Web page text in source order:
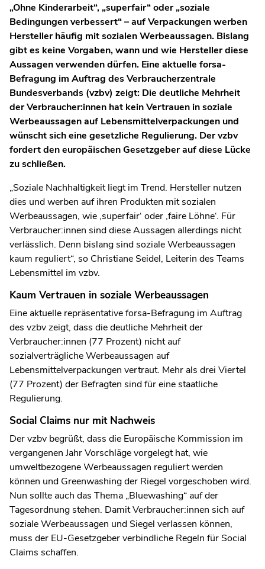
„Ohne Kinderarbeit“, „superfair“ oder „soziale
Bedingungen verbessert“ – auf Verpackungen werben
Hersteller häufig mit sozialen Werbeaussagen. Bislang
gibt es keine Vorgaben, wann und wie Hersteller diese
Aussagen verwenden dürfen. Eine aktuelle forsa-
Befragung im Auftrag des Verbraucherzentrale
Bundesverbands (vzbv) zeigt: Die deutliche Mehrheit
der Verbraucher:innen hat kein Vertrauen in soziale
Werbeaussagen auf Lebensmittelverpackungen und
wünscht sich eine gesetzliche Regulierung. Der vzbv
fordert den europäischen Gesetzgeber auf diese Lücke
zu schließen.
„Soziale Nachhaltigkeit liegt im Trend. Hersteller nutzen
dies und werben auf ihren Produkten mit sozialen
Werbeaussagen, wie ‚superfair‘ oder ‚faire Löhne‘. Für
Verbraucher:innen sind diese Aussagen allerdings nicht
verlässlich. Denn bislang sind soziale Werbeaussagen
kaum reguliert“, so Christiane Seidel, Leiterin des Teams
Lebensmittel im vzbv.
Kaum Vertrauen in soziale Werbeaussagen
Eine aktuelle repräsentative forsa-Befragung im Auftrag
des vzbv zeigt, dass die deutliche Mehrheit der
Verbraucher:innen (77 Prozent) nicht auf
sozialverträgliche Werbeaussagen auf
Lebensmittelverpackungen vertraut. Mehr als drei Viertel
(77 Prozent) der Befragten sind für eine staatliche
Regulierung.
Social Claims nur mit Nachweis
Der vzbv begrüßt, dass die Europäische Kommission im
vergangenen Jahr Vorschläge vorgelegt hat, wie
umweltbezogene Werbeaussagen reguliert werden
können und Greenwashing der Riegel vorgeschoben wird.
Nun sollte auch das Thema „Bluewashing“ auf der
Tagesordnung stehen. Damit Verbraucher:innen sich auf
soziale Werbeaussagen und Siegel verlassen können,
muss der EU-Gesetzgeber verbindliche Regeln für Social
Claims schaffen.